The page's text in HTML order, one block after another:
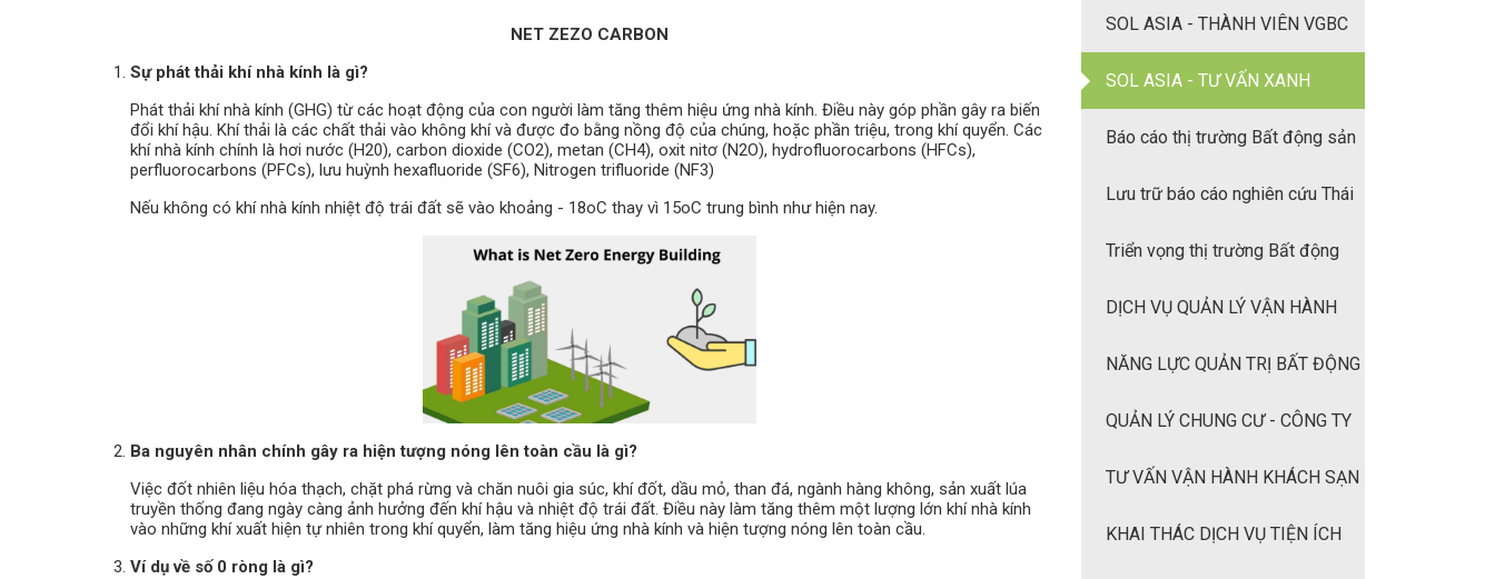
NET ZEZO CARBON
Sự phát thải khí nhà kính là gì?
Phát thải khí nhà kính (GHG) từ các hoạt động của con người làm tăng thêm hiệu ứng nhà kính. Điều này góp phần gây ra biến
đổi khí hậu. Khí thải là các chất thải vào không khí và được đo bằng nồng độ của chúng, hoặc phần triệu, trong khí quyển. Các
khí nhà kính chính là hơi nước (H20), carbon dioxide (CO2), metan (CH4), oxit nitơ (N2O), hydrofluorocarbons (HFCs),
perfluorocarbons (PFCs), lưu huỳnh hexafluoride (SF6), Nitrogen trifluoride (NF3)
Nếu không có khí nhà kính nhiệt độ trái đất sẽ vào khoảng - 18oC thay vì 15oC trung bình như hiện nay.
Ba nguyên nhân chính gây ra hiện tượng nóng lên toàn cầu là gì?
Việc đốt nhiên liệu hóa thạch, chặt phá rừng và chăn nuôi gia súc, khí đốt, dầu mỏ, than đá, ngành hàng không, sản xuất lúa
truyền thống đang ngày càng ảnh hưởng đến khí hậu và nhiệt độ trái đất. Điều này làm tăng thêm một lượng lớn khí nhà kính
vào những khí xuất hiện tự nhiên trong khí quyển, làm tăng hiệu ứng nhà kính và hiện tượng nóng lên toàn cầu.
Ví dụ về số 0 ròng là gì?
SOL ASIA - THÀNH VIÊN VGBC
SOL ASIA - TƯ VẤN XANH
Báo cáo thị trường Bất động sản
quý 2/2022
Lưu trữ báo cáo nghiên cứu Thái
Bình Dương
Triển vọng thị trường Bất động
sản Châu Á Thái Bình Dương 2022
DỊCH VỤ QUẢN LÝ VẬN HÀNH
TÒA NHÀ
NĂNG LỰC QUẢN TRỊ BẤT ĐỘNG
SẢN CỦA SOL-ASIA
QUẢN LÝ CHUNG CƯ - CÔNG TY
TNHH TƯ VẤN VÀ QUẢN LÝ BẤT
ĐỘNG SẢN SOL-ASIA
TƯ VẤN VẬN HÀNH KHÁCH SẠN
& RESORT
KHAI THÁC DỊCH VỤ TIỆN ÍCH